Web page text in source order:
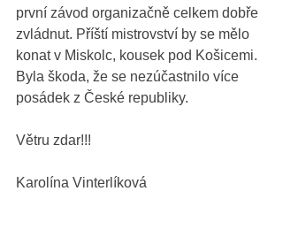
první závod organizačně celkem dobře
zvládnut. Příští mistrovství by se mělo
konat v Miskolc, kousek pod Košicemi.
Byla škoda, že se nezúčastnilo více
posádek z České republiky.
Větru zdar!!!
Karolína Vinterlíková